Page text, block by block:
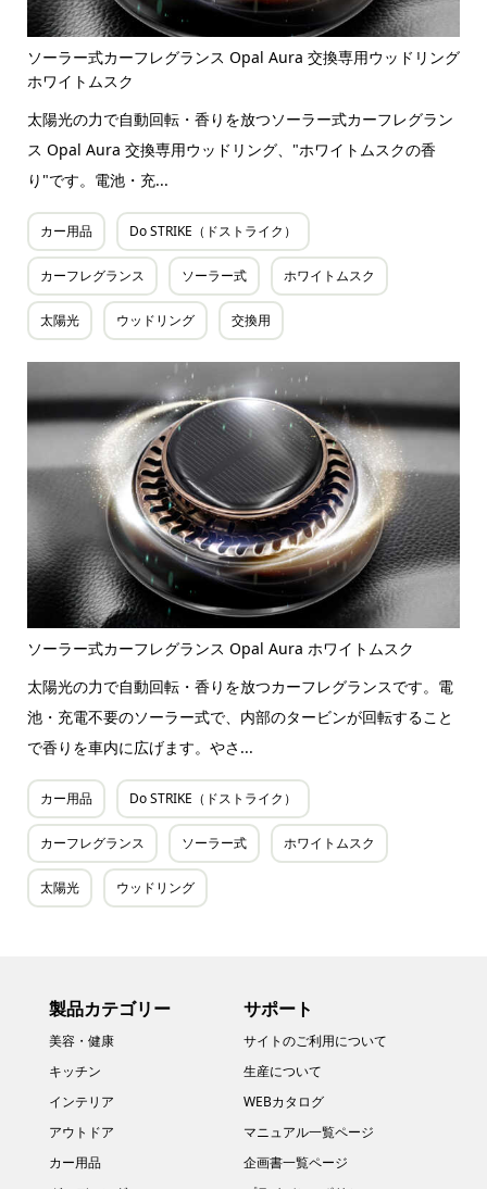
ソーラー式カーフレグランス Opal Aura 交換専用ウッドリング
ホワイトムスク
太陽光の力で自動回転・香りを放つソーラー式カーフレグラン
ス Opal Aura 交換専用ウッドリング、"ホワイトムスクの香
り"です。電池・充...
カー用品 Do STRIKE（ドストライク）
カーフレグランス ソーラー式 ホワイトムスク
太陽光 ウッドリング 交換用
ソーラー式カーフレグランス Opal Aura ホワイトムスク
太陽光の力で自動回転・香りを放つカーフレグランスです。電
池・充電不要のソーラー式で、内部のタービンが回転すること
で香りを車内に広げます。やさ...
カー用品 Do STRIKE（ドストライク）
カーフレグランス ソーラー式 ホワイトムスク
太陽光 ウッドリング
製品カテゴリー
美容・健康
キッチン
インテリア
アウトドア
カー用品
サポート
サイトのご利用について
生産について
WEBカタログ
マニュアル一覧ページ
企画書一覧ページ